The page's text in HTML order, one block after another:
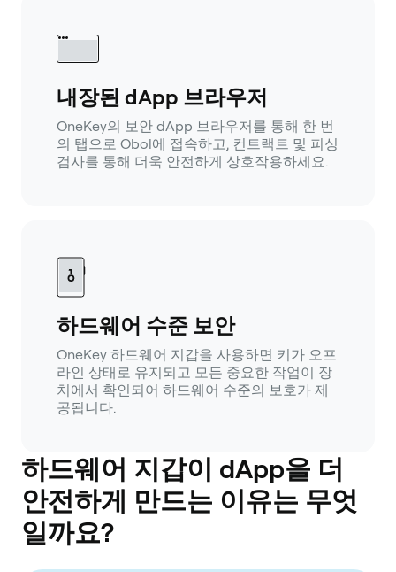
내장된 dApp 브라우저
OneKey의 보안 dApp 브라우저를 통해 한 번
의 탭으로 Obol에 접속하고, 컨트랙트 및 피싱
검사를 통해 더욱 안전하게 상호작용하세요.
하드웨어 수준 보안
OneKey 하드웨어 지갑을 사용하면 키가 오프
라인 상태로 유지되고 모든 중요한 작업이 장
치에서 확인되어 하드웨어 수준의 보호가 제
공됩니다.
하드웨어 지갑이 dApp을 더
안전하게 만드는 이유는 무엇
일까요?